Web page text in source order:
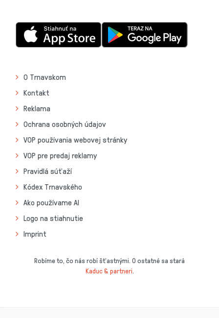
O Trnavskom
Kontakt
Reklama
Ochrana osobných údajov
VOP používania webovej stránky
VOP pre predaj reklamy
Pravidlá súťaží
Kódex Trnavského
Ako používame AI
Logo na stiahnutie
Imprint
Robíme to, čo nás robí šťastnými. O ostatné sa stará
Kaduc & partneri.